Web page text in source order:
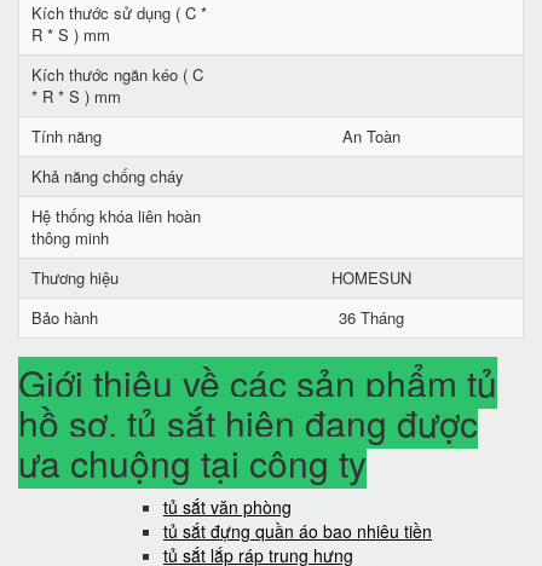
Kích thước sử dụng ( C *
R * S ) mm
Kích thước ngăn kéo ( C
* R * S ) mm
Tính năng
An Toàn
Khả năng chống cháy
Hệ thống khóa liên hoàn
thông minh
Thương hiệu
HOMESUN
Bảo hành
36 Tháng
Giới thiệu về các sản phẩm tủ
hồ sơ, tủ sắt hiện đang được
ưa chuộng tại công ty
tủ sắt văn phòng
tủ sắt đựng quần áo bao nhiêu tiền
tủ sắt lắp ráp trung hưng